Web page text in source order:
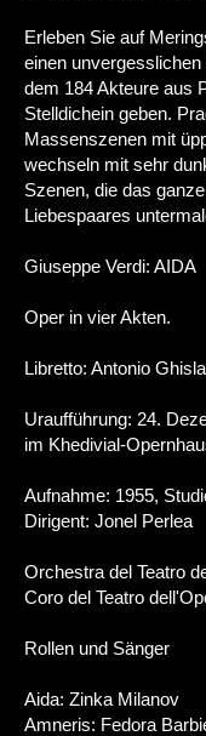
Erleben Sie auf
einen
dem 184 Akteure aus
Stelldichein geben.
Massenszenen mit
wechseln mit sehr
Szenen, die das
Liebespaares
Giuseppe Verdi: AIDA​
Oper in vier Akten.
Libretto: Antonio
Uraufführung: 24.
im Khedivial-
Aufnahme: 1955,
Dirigent: Jonel Perlea
Orchestra del Teatro
Coro del Teatro
Rollen und Sänger
Aida: Zinka Milanov
Amneris: Fedora